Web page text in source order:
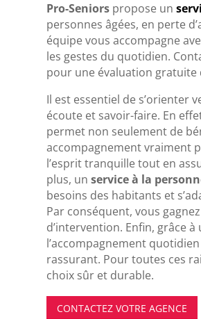
Pro-Seniors propose un
personnes âgées, en perte
équipe vous accompagne
les gestes du quotidien.
pour une évaluation gratuite
Il est essentiel de s’orienter
écoute et savoir-faire. En
permet non seulement de
accompagnement vraiment
l’esprit tranquille tout en
plus, unservice à la
besoins des habitants et
Par conséquent, vous
d’intervention. Enfin, grâce
l’accompagnement
rassurant. Pour toutes ces
choix sûr et durable.
CONTACTEZ VOTRE AGENCE